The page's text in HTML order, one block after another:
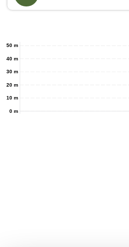
0 m
10 m
20 m
30 m
40 m
50 m